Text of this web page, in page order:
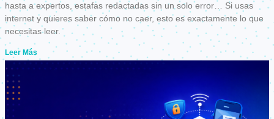
hasta a expertos, estafas redactadas sin un solo error… Si usas
internet y quieres saber cómo no caer, esto es exactamente lo que
necesitas leer.
Leer Más